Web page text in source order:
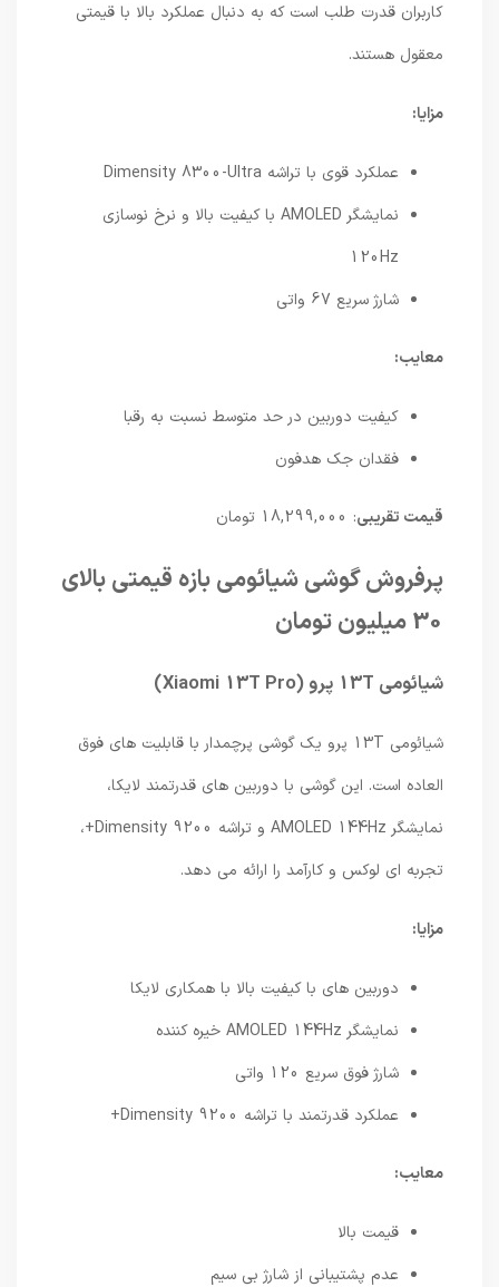
کاربران قدرت طلب است که به دنبال عملکرد بالا با قیمتی
معقول هستند.
عملکرد قوی با تراشه Dimensity 8300-Ultra
نمایشگر AMOLED با کیفیت بالا و نرخ نوسازی
120Hz
شارژ سریع 67 واتی
معایب:
کیفیت دوربین در حد متوسط نسبت به رقبا
فقدان جک هدفون
قیمت تقریبی : 18,299,000 تومان
پرفروش گوشی شیائومی بازه قیمتی بالای
شیائومی 13T پرو (Xiaomi 13T Pro)
شیائومی 13T پرو یک گوشی پرچمدار با قابلیت های فوق
العاده است. این گوشی با دوربین های قدرتمند لایکا،
نمایشگر AMOLED 144Hz و تراشه Dimensity 9200+،
تجربه ای لوکس و کارآمد را ارائه می دهد.
دوربین های با کیفیت بالا با همکاری لایکا
نمایشگر AMOLED 144Hz خیره کننده
شارژ فوق سریع 120 واتی
عملکرد قدرتمند با تراشه Dimensity 9200+
معایب:
قیمت بالا
عدم پشتیبانی از شارژ بی سیم